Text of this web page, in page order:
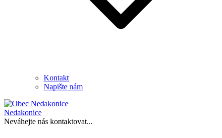
Kontakt
Napište nám
Nedakonice
Neváhejte nás kontaktovat...